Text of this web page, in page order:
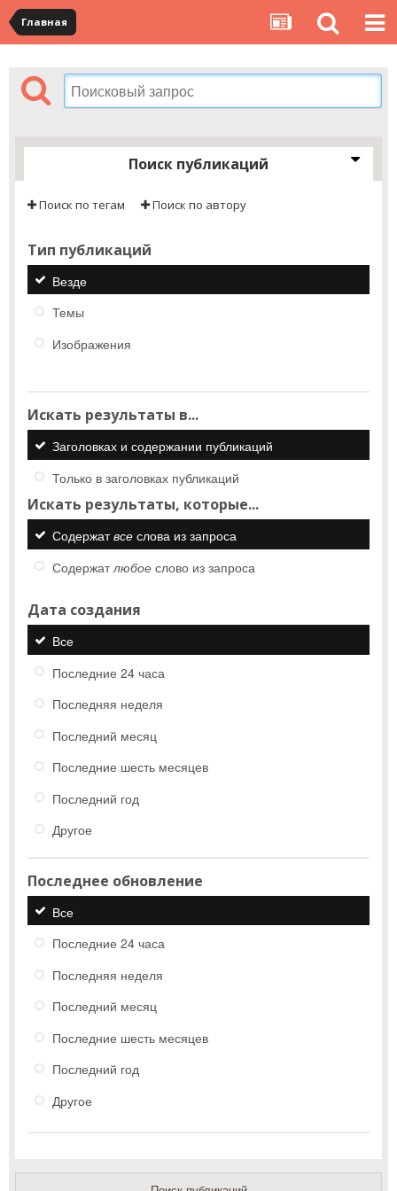
Главная
Поиск публикаций
Поиск по тегам Поиск по автору
Тип публикаций
Везде
Темы
Изображения
Искать результаты в...
Заголовках и содержании публикаций
Только в заголовках публикаций
Искать результаты, которые...
Содержатвсе слова из запроса
Содержатлюбое слово из запроса
Дата создания
Все
Последние 24 часа
Последняя неделя
Последний месяц
Последние шесть месяцев
Последний год
Другое
Последнее обновление
Все
Последние 24 часа
Последняя неделя
Последний месяц
Последние шесть месяцев
Последний год
Другое